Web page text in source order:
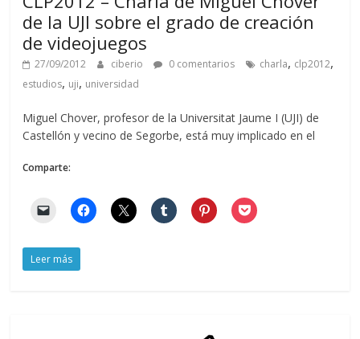
de la UJI sobre el grado de creación
de videojuegos
27/09/2012 ciberio 0 comentarios charla, clp2012,
estudios, uji, universidad
Miguel Chover, profesor de la Universitat Jaume I (UJI) de
Castellón y vecino de Segorbe, está muy implicado en el
Comparte:
Leer más